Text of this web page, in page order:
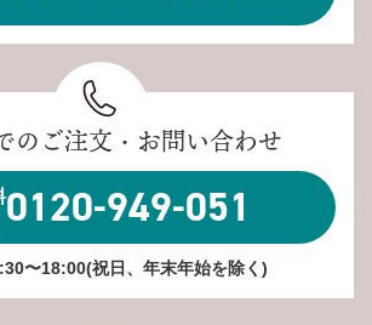
のご注文・お問い合わせ
0120-949-051
〜18:00(祝日、年末年始を除く)